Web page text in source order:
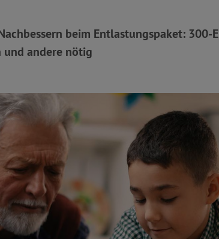
beim Entlastungspaket: 300-
und andere nötig